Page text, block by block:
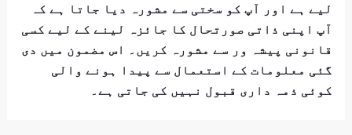
لیے ہے اور آپ کو سختی سے مشورہ دیا جاتا ہے کہ
آپ اپنی ذاتی صورتحال کا جائزہ لینے کے لیے کسی
قانونی پیشہ ور سے مشورہ کریں۔ اس مضمون میں دی
گئی معلومات کے استعمال سے پیدا ہونے والی
کوئی ذمہ داری قبول نہیں کی جاتی ہے۔